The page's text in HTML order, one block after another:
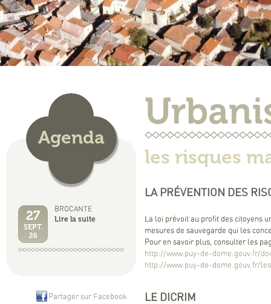
Agenda
27
SEPT.
26
BROCANTE
Lire la suite
Partager sur Facebook
les risques
LA PRÉVENTION DES
La loi prévoit au profit des citoyens
mesures de sauvegarde qui les
Pour en savoir plus, consulter les
http://www.puy-de-dome.gouv.fr/
http://www.puy-de-dome.gouv.fr/
LE DICRIM